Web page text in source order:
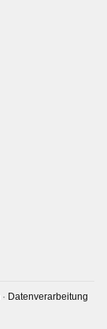
· Datenverarbeitung